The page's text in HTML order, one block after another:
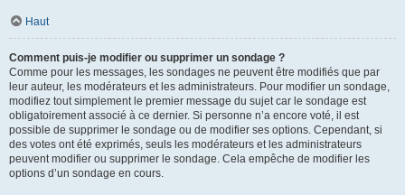
Haut
Comment puis-je modifier ou supprimer un sondage ?
Comme pour les messages, les sondages ne peuvent être modifiés que par
leur auteur, les modérateurs et les administrateurs. Pour modifier un sondage,
modifiez tout simplement le premier message du sujet car le sondage est
obligatoirement associé à ce dernier. Si personne n’a encore voté, il est
possible de supprimer le sondage ou de modifier ses options. Cependant, si
des votes ont été exprimés, seuls les modérateurs et les administrateurs
peuvent modifier ou supprimer le sondage. Cela empêche de modifier les
options d’un sondage en cours.